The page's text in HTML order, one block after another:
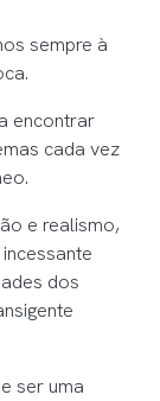
sempre à
encontrar
cada vez
e realismo,
dos
ser uma